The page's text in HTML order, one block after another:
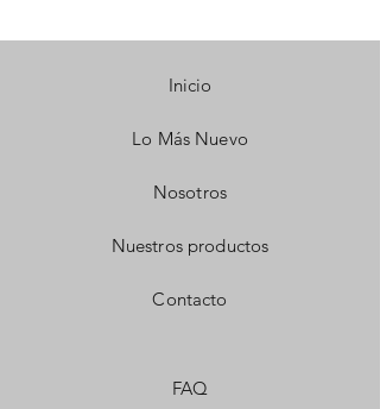
Inicio
Lo Más Nuevo
Nosotros
Nuestros productos
Contacto
FAQ